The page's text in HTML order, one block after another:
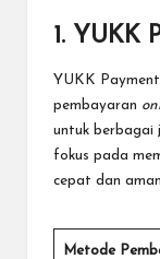
1. YUKK
YUKK
pembayaran
untuk berbagai
fokus pada
cepat dan aman.
Metode